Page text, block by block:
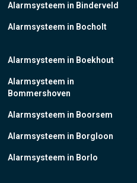
Alarmsysteem in Binderveld
Alarmsysteem in Bocholt
Alarmsysteem in Boekhout
Alarmsysteem in
Bommershoven
Alarmsysteem in Boorsem
Alarmsysteem in Borgloon
Alarmsysteem in Borlo